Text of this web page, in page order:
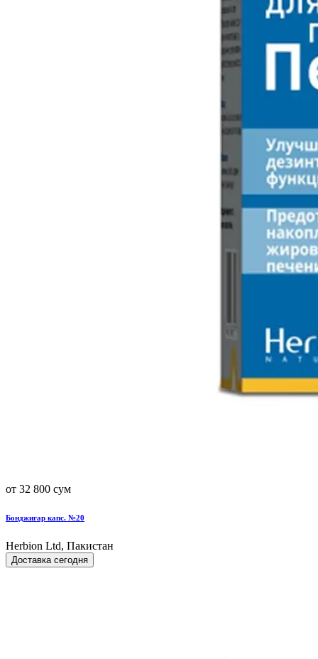
от 32 800 сум
Бонджигар капс. №20
Herbion Ltd, Пакистан
Доставка сегодня